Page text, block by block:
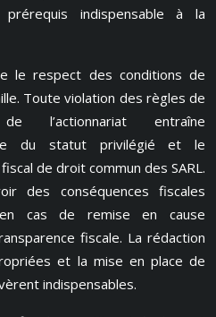
indispensable à la
le respect des conditions de
Toute violation des règles de
l’actionnariat entraîne
du statut privilégié et le
de droit commun des SARL.
des conséquences fiscales
cas de remise en cause
fiscale. La rédaction
et la mise en place de
indispensables.